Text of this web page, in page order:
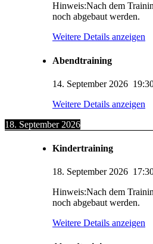
Hinweis:Nach dem
noch abgebaut werden.
Weitere Details anzeigen
Abendtraining
14. September 2026
Weitere Details anzeigen
18. September 2026
Kindertraining
18. September 2026
Hinweis:Nach dem
noch abgebaut werden.
Weitere Details anzeigen